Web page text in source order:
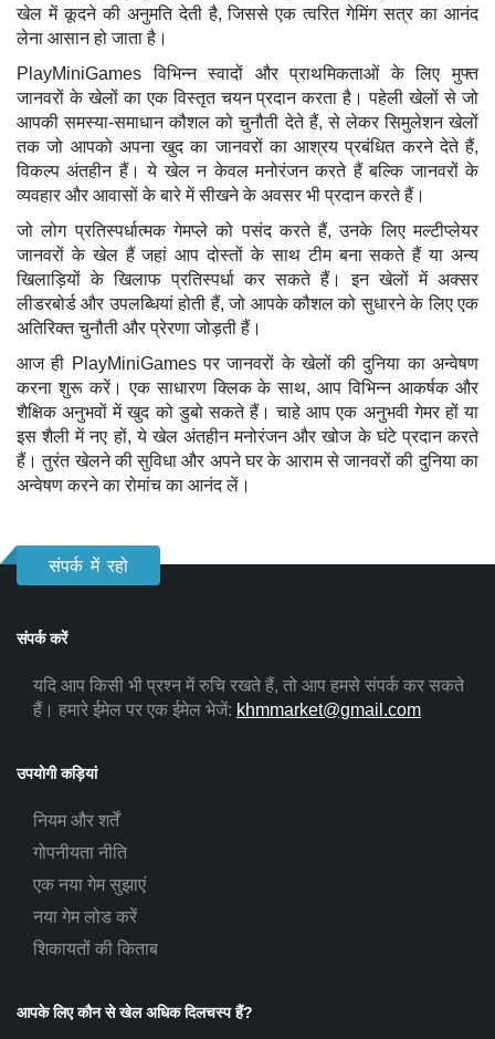
खेल में कूदने की अनुमति देती है, जिससे एक त्वरित गेमिंग सत्र का आनंद
लेना आसान हो जाता है।
PlayMiniGames विभिन्न स्वादों और प्राथमिकताओं के लिए मुफ्त
जानवरों के खेलों का एक विस्तृत चयन प्रदान करता है। पहेली खेलों से जो
आपकी समस्या-समाधान कौशल को चुनौती देते हैं, से लेकर सिमुलेशन खेलों
तक जो आपको अपना खुद का जानवरों का आश्रय प्रबंधित करने देते हैं,
विकल्प अंतहीन हैं। ये खेल न केवल मनोरंजन करते हैं बल्कि जानवरों के
व्यवहार और आवासों के बारे में सीखने के अवसर भी प्रदान करते हैं।
जो लोग प्रतिस्पर्धात्मक गेमप्ले को पसंद करते हैं, उनके लिए मल्टीप्लेयर
जानवरों के खेल हैं जहां आप दोस्तों के साथ टीम बना सकते हैं या अन्य
खिलाड़ियों के खिलाफ प्रतिस्पर्धा कर सकते हैं। इन खेलों में अक्सर
लीडरबोर्ड और उपलब्धियां होती हैं, जो आपके कौशल को सुधारने के लिए एक
अतिरिक्त चुनौती और प्रेरणा जोड़ती हैं।
आज ही PlayMiniGames पर जानवरों के खेलों की दुनिया का अन्वेषण
करना शुरू करें। एक साधारण क्लिक के साथ, आप विभिन्न आकर्षक और
शैक्षिक अनुभवों में खुद को डुबो सकते हैं। चाहे आप एक अनुभवी गेमर हों या
इस शैली में नए हों, ये खेल अंतहीन मनोरंजन और खोज के घंटे प्रदान करते
हैं। तुरंत खेलने की सुविधा और अपने घर के आराम से जानवरों की दुनिया का
अन्वेषण करने का रोमांच का आनंद लें।
संपर्क में रहो
संपर्क करें
यदि आप किसी भी प्रश्न में रुचि रखते हैं, तो आप हमसे संपर्क कर सकते
हैं। हमारे ईमेल पर एक ईमेल भेजें: khmmarket@gmail.com
उपयोगी कड़ियां
नियम और शर्तें
गोपनीयता नीति
एक नया गेम सुझाएं
नया गेम लोड करें
शिकायतों की किताब
आपके लिए कौन से खेल अधिक दिलचस्प हैं?